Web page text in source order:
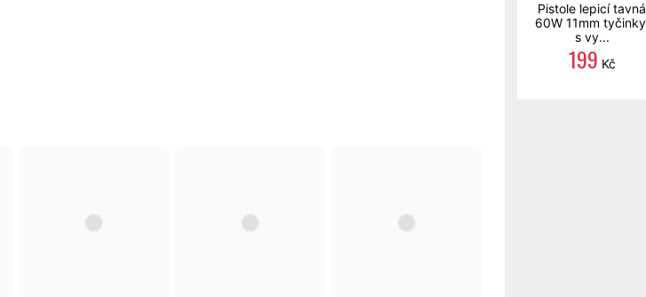
Pistole lepicí tavná
60W 11mm
s vy...
199 Kč